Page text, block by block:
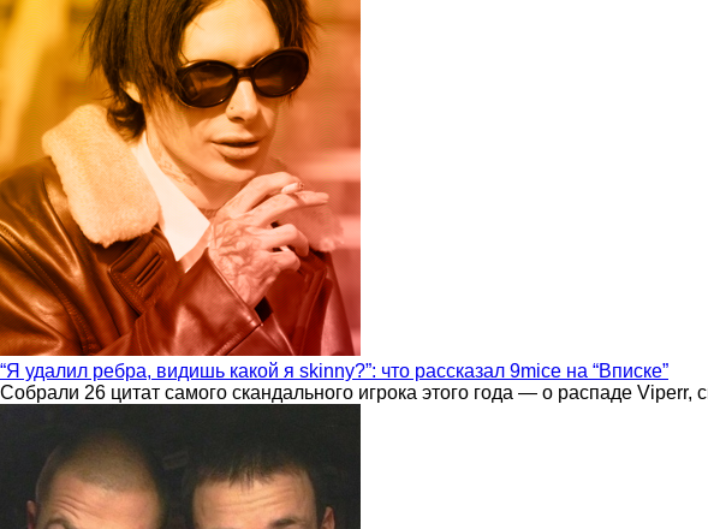
“Я удалил ребра, видишь какой я skinny?”: что рассказал 9mice на “Вписке”
Собрали 26 цитат самого скандального игрока этого года — о распаде